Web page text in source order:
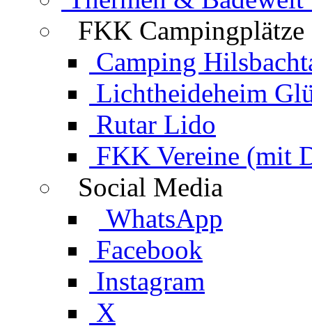
FKK Campingplätze
Camping
Lichtheideheim
Rutar Lido
FKK Vereine (mit
Social Media
WhatsApp
Facebook
Instagram
X